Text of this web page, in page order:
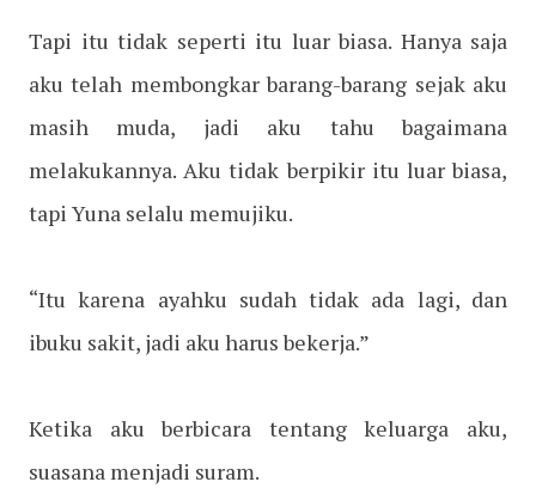
Tapi itu tidak seperti itu luar biasa. Hanya saja
aku telah membongkar barang-barang sejak aku
masih muda, jadi aku tahu bagaimana
melakukannya. Aku tidak berpikir itu luar biasa,
tapi Yuna selalu memujiku.
“Itu karena ayahku sudah tidak ada lagi, dan
ibuku sakit, jadi aku harus bekerja.”
Ketika aku berbicara tentang keluarga aku,
suasana menjadi suram.